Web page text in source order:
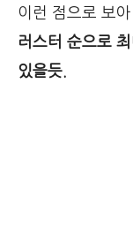
이런 점으로 보아
러스터 순으로
있을듯.